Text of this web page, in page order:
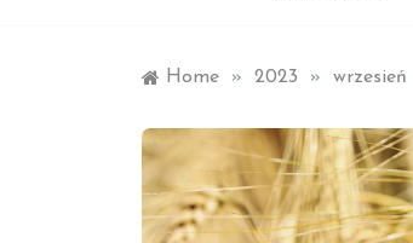
Home » 2023 » wrzesień